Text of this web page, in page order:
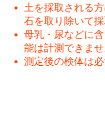
土を採取される
石を取り除いて採
母乳・尿などに
能は計測できませ
測定後の検体は